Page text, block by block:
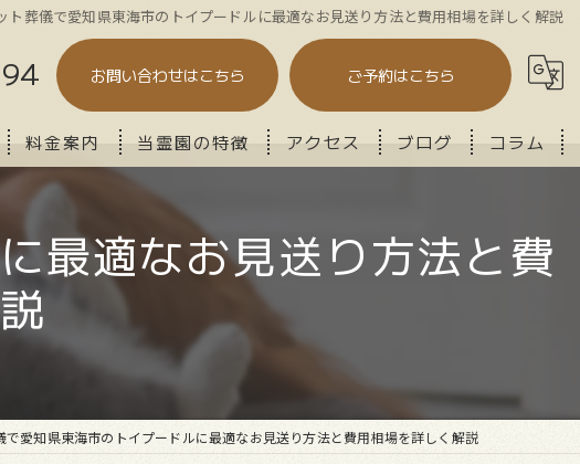
ト葬儀で愛知県東海市のトイプードルに最適なお見送り方法と費用相場を詳しく解説
お問い合わせはこちら ご予約はこちら
料金案内 当霊園の特徴
セレモニー
メモリアル
アクセス ブログ コラム
最適なお見送り方法と費
で愛知県東海市のトイプードルに最適なお見送り方法と費用相場を詳しく解説